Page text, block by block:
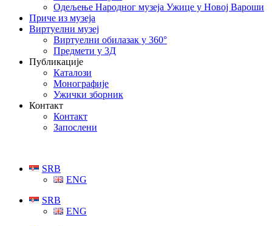
Oдељење Народног музеја Ужице у Новој Вароши
Приче из музеја
Виртуелни музеј
Виртуелни обилазак у 360°
Предмети у 3Д
Публикације
Каталози
Монографије
Ужички зборник
Контакт
Контакт
Запослени
SRB
ENG
SRB
ENG